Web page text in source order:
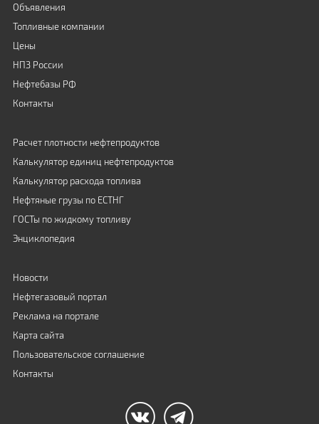
Объявления
Топливные компании
Цены
НПЗ России
Нефтебазы РФ
Контакты
Расчет плотности нефтепродуктов
Калькулятор единиц нефтепродуктов
Калькулятор расхода топлива
Нефтяные грузы по ЕСТНГ
ГОСТы по жидкому топливу
Энциклопедия
Новости
Нефтегазовый портал
Реклама на портале
Карта сайта
Пользовательское соглашение
Контакты